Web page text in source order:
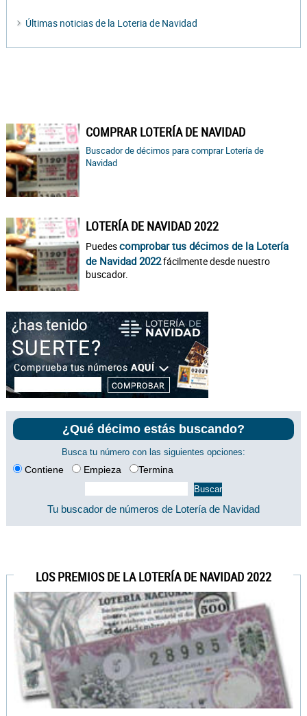
Últimas noticias de la Loteria de Navidad
COMPRAR LOTERÍA DE NAVIDAD
Buscador de décimos para comprar Lotería de
Navidad
LOTERÍA DE NAVIDAD 2022
Puedescomprobar tus décimos de la Lotería
de Navidad 2022fácilmente desde nuestro
buscador.
¿Qué décimo estás buscando?
Busca tu número con las siguientes opciones:
Contiene Empieza Termina
Tu buscador de números de Lotería de Navidad
LOS PREMIOS DE LA LOTERÍA DE NAVIDAD 2022